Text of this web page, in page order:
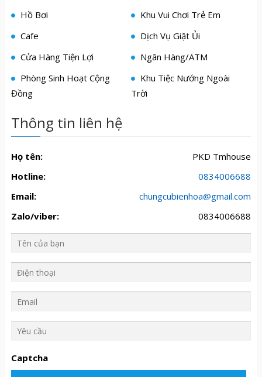
Hồ Bơi
Khu Vui Chơi Trẻ Em
Cafe
Dịch Vụ Giặt Ủi
Cửa Hàng Tiện Lợi
Ngân Hàng/ATM
Phòng Sinh Hoạt Cộng
Đồng
Khu Tiệc Nướng Ngoài
Trời
Thông tin liên hệ
Họ tên:
PKD Tmhouse
Hotline:
0834006688
Email:
chungcubienhoa@gmail.com
Zalo/viber:
0834006688
c
ầ
Captcha